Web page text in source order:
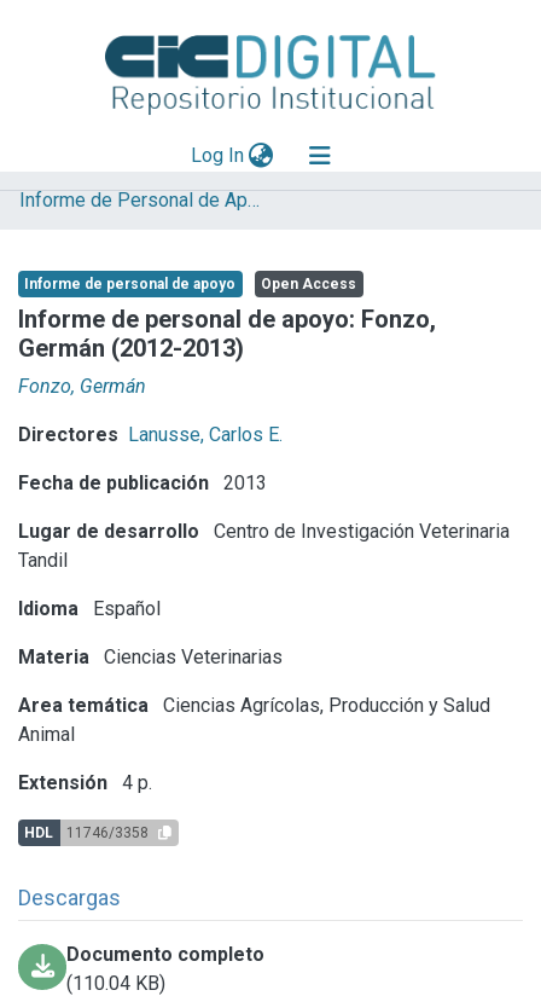
Log In(current)
Explorar
Aportar material
Statistics
Informe de Personal de Apoyo
Informe de personal de apoyo Open Access
Informe de personal de apoyo: Fonzo,
Germán (2012-2013)
Fonzo, Germán
Directores Lanusse, Carlos E.
Fecha de publicación 2013
Lugar de desarrollo
Centro de Investigación Veterinaria
Tandil
Idioma Español
Materia Ciencias Veterinarias
Area temática
Ciencias Agrícolas, Producción y Salud
Animal
Extensión 4 p.
HDL 11746/3358
Descargas
Documento completo
(110.04 KB)